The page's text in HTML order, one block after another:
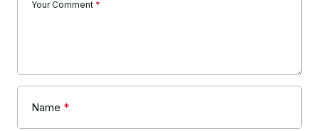
Your Comment *
Name *